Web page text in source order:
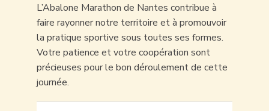
L’Abalone Marathon de Nantes contribue à
faire rayonner notre territoire et à promouvoir
la pratique sportive sous toutes ses formes.
Votre patience et votre coopération sont
précieuses pour le bon déroulement de cette
journée.